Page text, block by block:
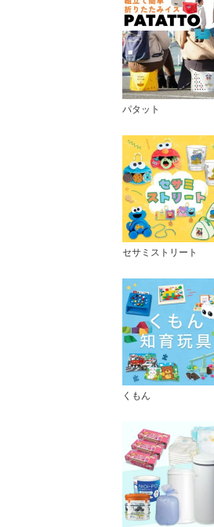
パタット
セサミストリート
くもん